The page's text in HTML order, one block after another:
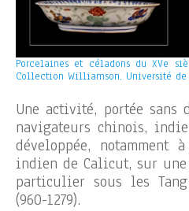
Porcelaines et céladons du XVe
Collection Williamson. Université de
Une activité, portée
navigateurs chinois,
développée,
indien de Calicut, sur
particulier sous les
(960-1279).